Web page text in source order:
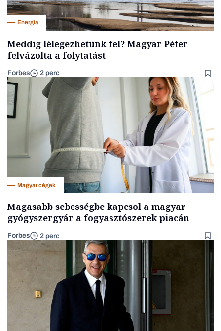
Energia
Meddig lélegezhetünk fel? Magyar Péter
felvázolta a folytatást
Forbes 2 perc
Magyar cégek
Magasabb sebességbe kapcsol a magyar
gyógyszergyár a fogyasztószerek piacán
Forbes 2 perc